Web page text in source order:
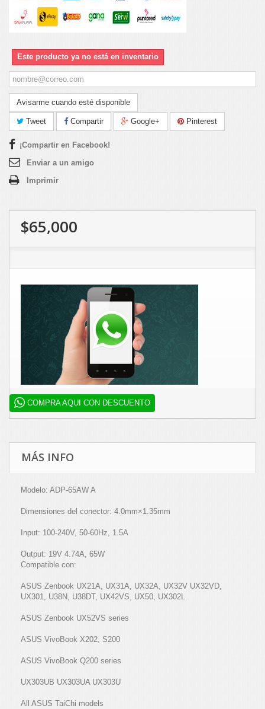
Este producto ya no está en inventario
Avisarme cuando esté disponible
Tweet Compartir Google+ Pinterest
¡Compartir en Facebook!
Enviar a un amigo
Imprimir
$65,000
COMPRA AQUI CON DESCUENTO
MÁS INFO
Modelo: ADP-65AW A
Dimensiones del conector: 4.0mm×1.35mm
Input: 100-240V, 50-60Hz, 1.5A
Output: 19V 4.74A, 65W
Compatible con:
ASUS Zenbook UX21A, UX31A, UX32A, UX32V UX32VD,
UX301, U38N, U38DT, UX42VS, UX50, UX302L
ASUS Zenbook UX52VS series
ASUS VivoBook X202, S200
ASUS VivoBook Q200 series
UX303UB UX303UA UX303U
All ASUS TaiChi models